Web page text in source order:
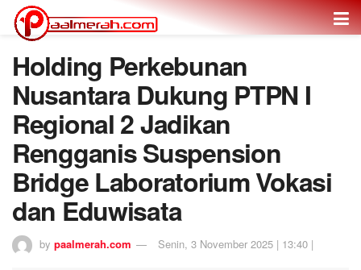
Holding Perkebunan
Nusantara Dukung PTPN I
Regional 2 Jadikan
Rengganis Suspension
Bridge Laboratorium Vokasi
dan Eduwisata
by paalmerah.com Senin, 3 November 2025 | 13:40 |